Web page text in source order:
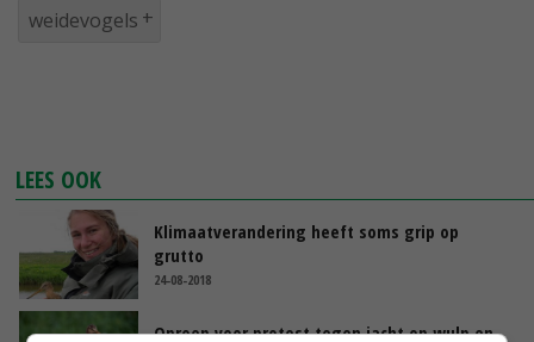
weidevogels
LEES OOK
Klimaatverandering heeft soms grip op
grutto
24-08-2018
Oproep voor protest tegen jacht op wulp en